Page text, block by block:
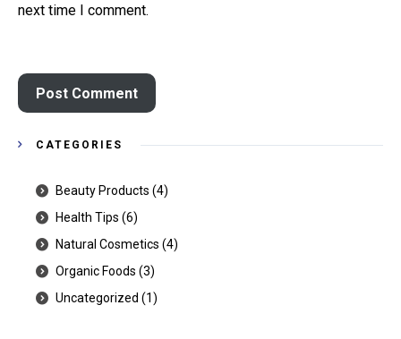
next time I comment.
CATEGORIES
Beauty Products (4)
Health Tips (6)
Natural Cosmetics (4)
Organic Foods (3)
Uncategorized (1)